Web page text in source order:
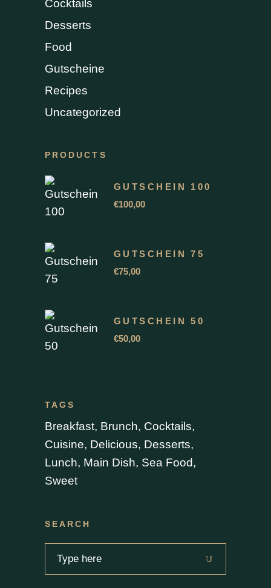
Cocktails
Desserts
Food
Gutscheine
Recipes
Uncategorized
PRODUCTS
GUTSCHEIN 100
€100,00
GUTSCHEIN 75
€75,00
GUTSCHEIN 50
€50,00
TAGS
Breakfast Brunch Cocktails
Cuisine Delicious Desserts
Lunch Main Dish Sea Food
Sweet
SEARCH
Search